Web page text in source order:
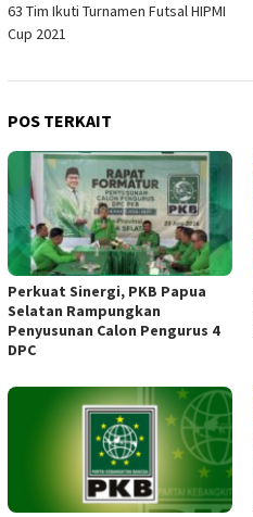
pos
63 Tim Ikuti Turnamen Futsal HIPMI
Cup 2021
POS TERKAIT
Perkuat Sinergi, PKB Papua
Selatan Rampungkan
Penyusunan Calon Pengurus 4
DPC